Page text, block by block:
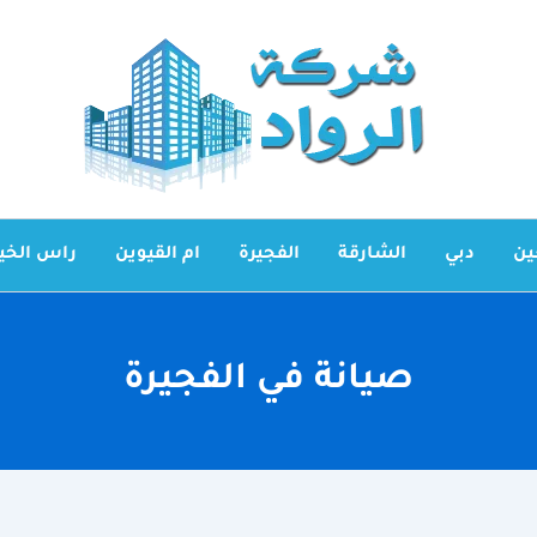
دبي الشارقة الفجيرة ام القيوين راس
صيانة في الفجيرة